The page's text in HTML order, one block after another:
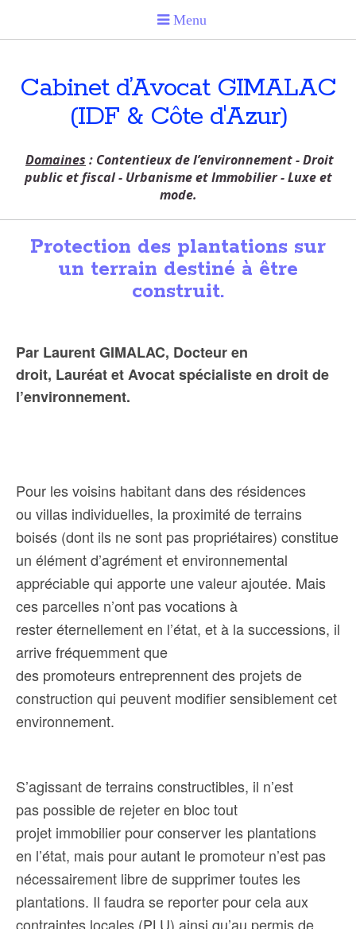
Cabinet d’Avocat GIMALAC
(IDF & Côte d'Azur)
Domaines : Contentieux de l’environnement - Droit
public et fiscal - Urbanisme et Immobilier - Luxe et
mode.
Protection des plantations sur
un terrain destiné à être
construit.
Par Laurent GIMALAC, Docteur en
droit, Lauréat et Avocat spécialiste en droit de
l’environnement.
Pour les voisins habitant dans des résidences
ou villas individuelles, la proximité de terrains
boisés (dont ils ne sont pas propriétaires) constitue
un élément d’agrément et environnemental
appréciable qui apporte une valeur ajoutée. Mais
ces parcelles n’ont pas vocations à
rester éternellement en l’état, et à la successions, il
arrive fréquemment que
des promoteurs entreprennent des projets de
construction qui peuvent modifier sensiblement cet
environnement.
S’agissant de terrains constructibles, il n’est
pas possible de rejeter en bloc tout
projet immobilier pour conserver les plantations
en l’état, mais pour autant le promoteur n’est pas
nécessairement libre de supprimer toutes les
plantations. Il faudra se reporter pour cela aux
contraintes locales (PLU) ainsi qu’au permis de